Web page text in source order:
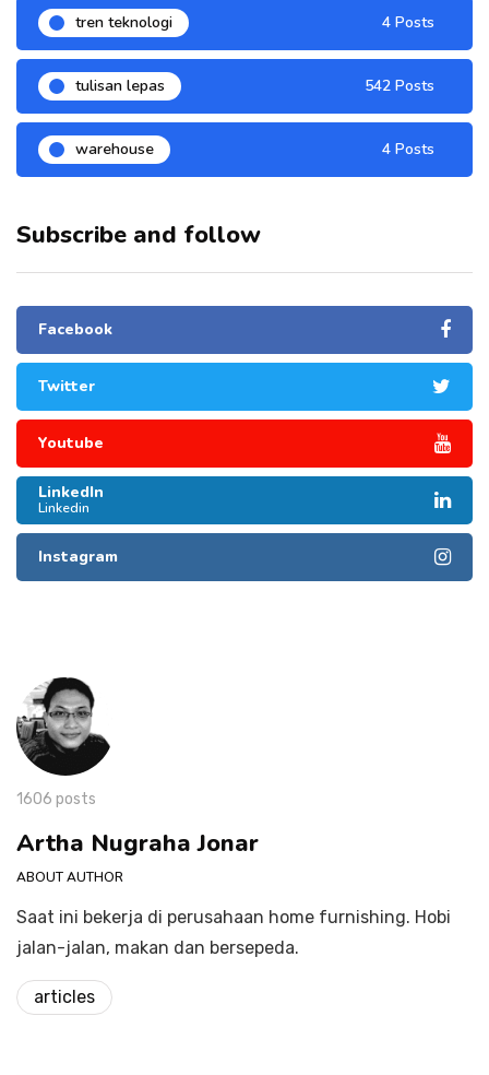
tren teknologi 4 Posts
tulisan lepas 542 Posts
warehouse 4 Posts
Subscribe and follow
Facebook
Twitter
Youtube
LinkedIn
Linkedin
Instagram
1606 posts
Artha Nugraha Jonar
ABOUT AUTHOR
Saat ini bekerja di perusahaan home furnishing. Hobi
jalan-jalan, makan dan bersepeda.
articles